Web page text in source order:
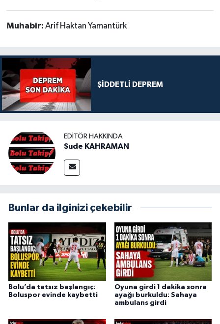
Muhabir: Arif Haktan Yamantürk
ŞİDDETLİ DEPREM
EDITÖR HAKKINDA
Sude KAHRAMAN
Bunlar da ilginizi çekebilir
Bolu’da tatsız başlangıç:
Boluspor evinde kaybetti
Oyuna girdi 1 dakika sonra
ayağı burkuldu: Sahaya
ambulans girdi